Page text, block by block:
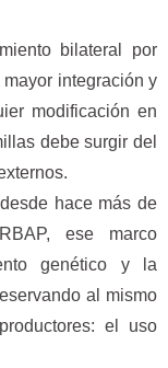
bilateral por
integración y
modificación en
debe surgir del
hace más de
ese marco
genético y la
al mismo
el uso